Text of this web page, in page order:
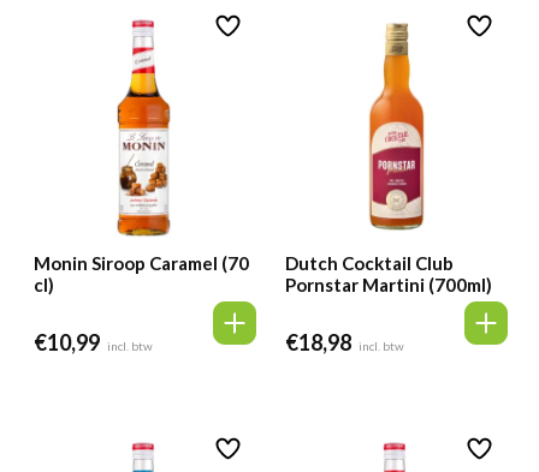
Monin Siroop Caramel (70
cl)
€10,99 incl. btw
Dutch Cocktail Club
Pornstar Martini (700ml)
€18,98 incl. btw